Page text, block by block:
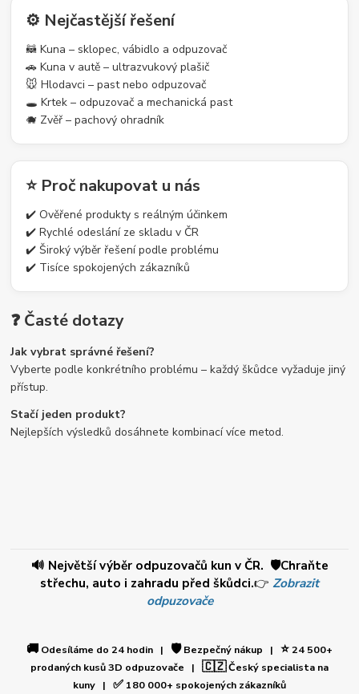
⚙️ Nejčastější řešení
🦝 Kuna – sklopec, vábidlo a odpuzovač
🚗 Kuna v autě – ultrazvukový plašič
🐭 Hlodavci – past nebo odpuzovač
🕳️ Krtek – odpuzovač a mechanická past
🐗 Zvěř – pachový ohradník
⭐ Proč nakupovat u nás
✔️ Ověřené produkty s reálným účinkem
✔️ Rychlé odeslání ze skladu v ČR
✔️ Široký výběr řešení podle problému
✔️ Tisíce spokojených zákazníků
❓ Časté dotazy
Jak vybrat správné řešení?
Vyberte podle konkrétního problému – každý škůdce vyžaduje jiný
přístup.
Stačí jeden produkt?
Nejlepších výsledků dosáhnete kombinací více metod.
🔊 Největší výběr odpuzovačů kun v ČR. 🛡️Chraňte
střechu, auto i zahradu před škůdci.👉 Zobrazit
odpuzovače
🚚 Odesíláme do 24 hodin | 🛡️Bezpečný nákup | ⭐24 500+
prodaných kusů 3D odpuzovače | 🇨🇿Český specialista na
kuny | ✅ 180 000+ spokojených zákazníků